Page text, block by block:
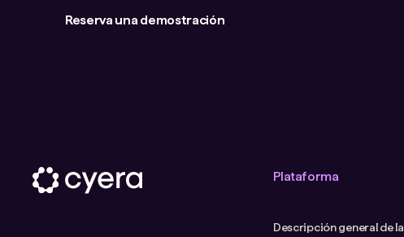
Reserva una demostración
Plataforma
Descripción general de la